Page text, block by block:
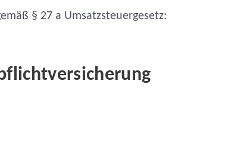
§ 27 a Umsatzsteuergesetz: